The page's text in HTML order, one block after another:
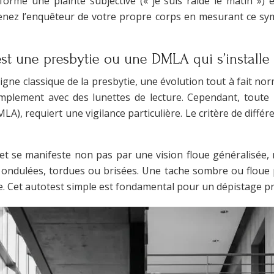
l’enquêteur de votre propre corps en mesurant ce
une presbytie ou une DMLA qui s’installe
classique de la presbytie, une évolution tout à fait
avec des lunettes de lecture. Cependant,
requiert une vigilance particulière. Le critère de
se manifeste non pas par une vision floue
tordues ou brisées. Une tache sombre ou
Cet autotest simple est fondamental pour un dépistage